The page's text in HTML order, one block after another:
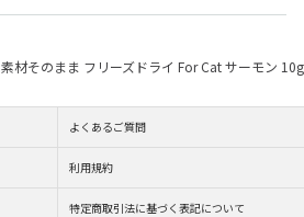
素材そのまま フリーズドライ For Cat サーモン 10g
よくあるご質問
利用規約
特定商取引法に基づく表記について